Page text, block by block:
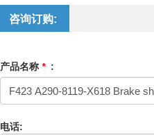
咨询订购:
产品名称 * :
电话: